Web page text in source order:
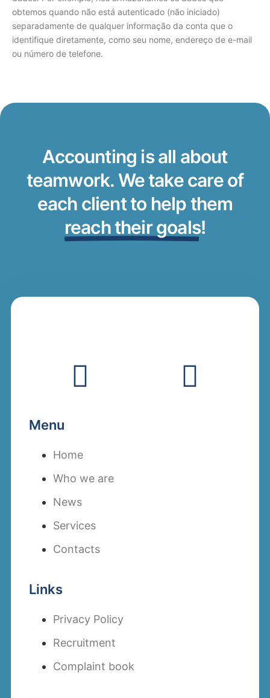
obtemos quando não está autenticado (não iniciado)
separadamente de qualquer informação da conta que o
identifique diretamente, como seu nome, endereço de e-mail
ou número de telefone.
Accounting is all about
teamwork. We take care of
each client to help them
reach their goals!
Menu
Home
Who we are
News
Services
Contacts
Links
Privacy Policy
Recruitment
Complaint book